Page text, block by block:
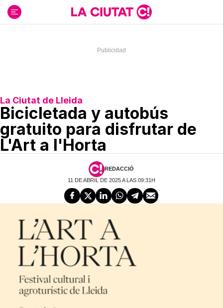
contenido
La Ciutat de Lleida
Bicicletada y autobús
gratuito para disfrutar de
L'Art a l'Horta
REDACCIÓ
11 DE ABRIL DE 2025 A LAS 09:31H